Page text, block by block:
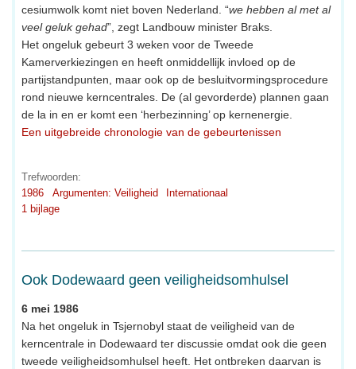
cesiumwolk komt niet boven Nederland. “we hebben al met al
veel geluk gehad”, zegt Landbouw minister Braks.
Het ongeluk gebeurt 3 weken voor de Tweede
Kamerverkiezingen en heeft onmiddellijk invloed op de
partijstandpunten, maar ook op de besluitvormingsprocedure
rond nieuwe kerncentrales. De (al gevorderde) plannen gaan
de la in en er komt een ‘herbezinning’ op kernenergie.
Een uitgebreide chronologie van de gebeurtenissen
Trefwoorden:
1986
Argumenten: Veiligheid
Internationaal
1 bijlage
Ook Dodewaard geen veiligheidsomhulsel
6 mei 1986
Na het ongeluk in Tsjernobyl staat de veiligheid van de
kerncentrale in Dodewaard ter discussie omdat ook die geen
tweede veiligheidsomhulsel heeft. Het ontbreken daarvan is